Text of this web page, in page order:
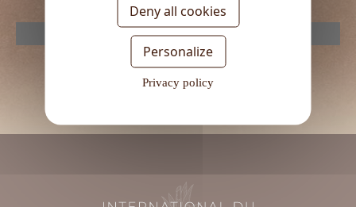
reCAPTCHA is disabled. Allow
champ
vide.
Deny all cookies
Personalize
Privacy policy